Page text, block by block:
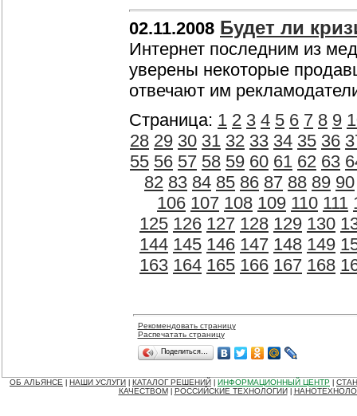
02.11.2008 Будет ли
Интернет последним из
уверены некоторые
отвечают им
Страница: 1 2 3 4 5 6 7 8 9
28 29 30 31 32 33 34 35 36
55 56 57 58 59 60 61 62 63
82 83 84 85 86 87 88 89 90
106 107 108 109 110 111
125 126 127 128 129 130
144 145 146 147 148 149
163 164 165 166 167 168
Рекомендовать страницу
Распечатать страницу
Поделиться…
ОБ АЛЬЯНСЕ НАШИ УСЛУГИ КАТАЛОГ РЕШЕНИЙ ИНФОРМАЦИОННЫЙ ЦЕНТР
КАЧЕСТВОМ
РОССИЙСКИЕ ТЕХНОЛОГИИ